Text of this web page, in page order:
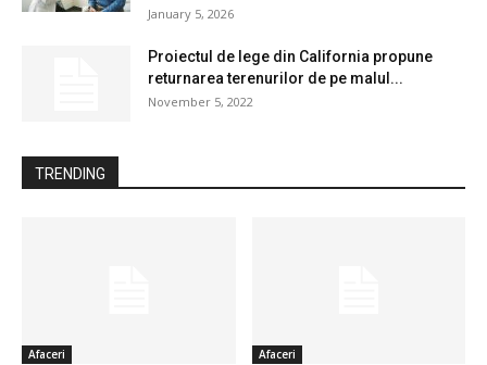
January 5, 2026
Proiectul de lege din California propune
returnarea terenurilor de pe malul...
November 5, 2022
TRENDING
Afaceri Afaceri